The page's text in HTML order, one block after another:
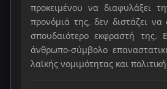
προκειμένου να διαφυλάξει
προνόμιά της, δεν διστάζει να
σπουδαιότερο εκφραστή της.
άνθρωπο-σύμβολο
λαϊκής νομιμότητας και